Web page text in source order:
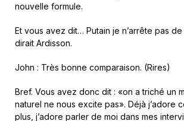
nouvelle formule.
Et vous avez dit… Putain je n’arrête pas
dirait Ardisson.
John : Très bonne comparaison. (Rires)
Bref. Vous avez donc dit : «on a triché un
naturel ne nous excite pas». Déjà j’adore
plus, j’adore parler de moi dans mes